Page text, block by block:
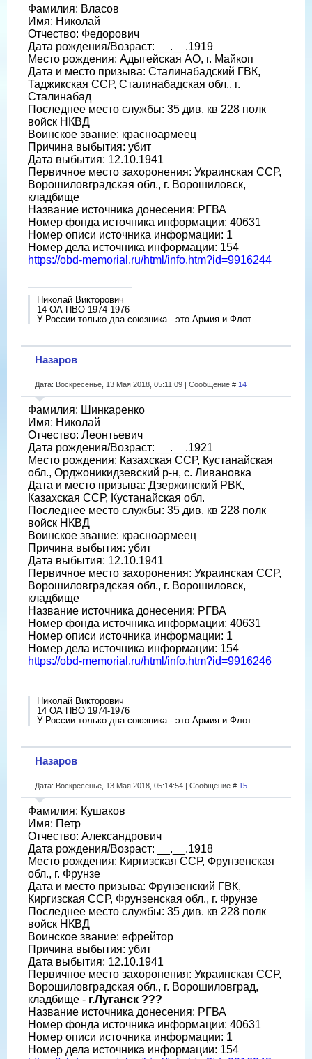
Фамилия: Власов
Имя: Николай
Отчество: Федорович
Дата рождения/Возраст: __.__.1919
Место рождения: Адыгейская АО, г. Майкоп
Дата и место призыва: Сталинабадский ГВК,
Таджикская ССР, Сталинабадская обл., г.
Сталинабад
Последнее место службы: 35 див. кв 228 полк
войск НКВД
Воинское звание: красноармеец
Причина выбытия: убит
Дата выбытия: 12.10.1941
Первичное место захоронения: Украинская ССР,
Ворошиловградская обл., г. Ворошиловск,
кладбище
Название источника донесения: РГВА
Номер фонда источника информации: 40631
Номер описи источника информации: 1
Номер дела источника информации: 154
https://obd-memorial.ru/html/info.htm?id=9916244
Николай Викторович
14 ОА ПВО 1974-1976
У России только два союзника - это Армия и Флот
Назаров
Дата: Воскресенье, 13 Мая 2018, 05:11:09 | Сообщение # 14
Фамилия: Шинкаренко
Имя: Николай
Отчество: Леонтьевич
Дата рождения/Возраст: __.__.1921
Место рождения: Казахская ССР, Кустанайская
обл., Орджоникидзевский р-н, с. Ливановка
Дата и место призыва: Дзержинский РВК,
Казахская ССР, Кустанайская обл.
Последнее место службы: 35 див. кв 228 полк
войск НКВД
Воинское звание: красноармеец
Причина выбытия: убит
Дата выбытия: 12.10.1941
Первичное место захоронения: Украинская ССР,
Ворошиловградская обл., г. Ворошиловск,
кладбище
Название источника донесения: РГВА
Номер фонда источника информации: 40631
Номер описи источника информации: 1
Номер дела источника информации: 154
https://obd-memorial.ru/html/info.htm?id=9916246
Николай Викторович
14 ОА ПВО 1974-1976
У России только два союзника - это Армия и Флот
Назаров
Дата: Воскресенье, 13 Мая 2018, 05:14:54 | Сообщение # 15
Фамилия: Кушаков
Имя: Петр
Отчество: Александрович
Дата рождения/Возраст: __.__.1918
Место рождения: Киргизская ССР, Фрунзенская
обл., г. Фрунзе
Дата и место призыва: Фрунзенский ГВК,
Киргизская ССР, Фрунзенская обл., г. Фрунзе
Последнее место службы: 35 див. кв 228 полк
войск НКВД
Воинское звание: ефрейтор
Причина выбытия: убит
Дата выбытия: 12.10.1941
Первичное место захоронения: Украинская ССР,
Ворошиловградская обл., г. Ворошиловград,
кладбище - г.Луганск ???
Название источника донесения: РГВА
Номер фонда источника информации: 40631
Номер описи источника информации: 1
Номер дела источника информации: 154